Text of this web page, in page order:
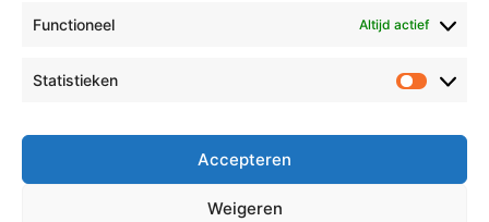
Functioneel Altijd actief
Statistieken
Accepteren
Weigeren
Echt-Susteren
Roermond
Radio & TV